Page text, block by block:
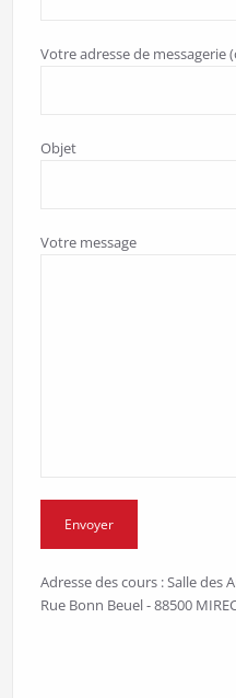
Votre adresse de messagerie
Objet
Votre message
Adresse des cours : Salle des
Rue Bonn Beuel - 88500